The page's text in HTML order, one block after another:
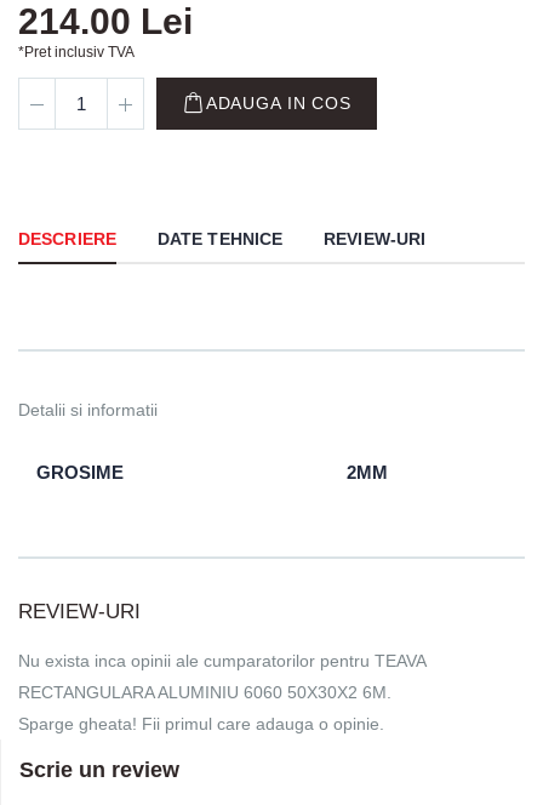
214.00 Lei
*Pret inclusiv TVA
ADAUGA IN COS
DESCRIERE DATE TEHNICE REVIEW-URI
Detalii si informatii
GROSIME 2MM
REVIEW-URI
Nu exista inca opinii ale cumparatorilor pentru TEAVA
RECTANGULARA ALUMINIU 6060 50X30X2 6M.
Sparge gheata! Fii primul care adauga o opinie.
Scrie un review